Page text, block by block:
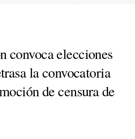
convoca elecciones
la convocatoria
de censura de